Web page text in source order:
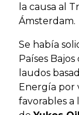
la causa al
Ámsterdam.
Se había
Países
laudos
Energía por
favorables a